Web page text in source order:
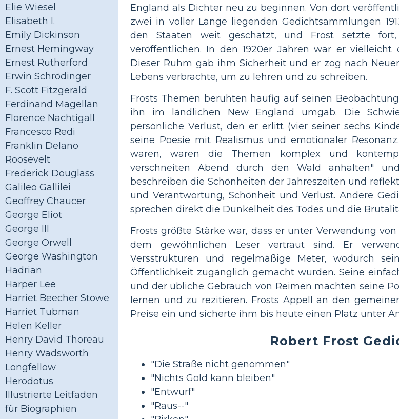
Elie Wiesel
Elisabeth I.
Emily Dickinson
Ernest Hemingway
Ernest Rutherford
Erwin Schrödinger
F. Scott Fitzgerald
Ferdinand Magellan
Florence Nachtigall
Francesco Redi
Franklin Delano
Roosevelt
Frederick Douglass
Galileo Gallilei
Geoffrey Chaucer
George Eliot
George III
George Orwell
George Washington
Hadrian
Harper Lee
Harriet Beecher Stowe
Harriet Tubman
Helen Keller
Henry David Thoreau
Henry Wadsworth
Longfellow
Herodotus
Illustrierte Leitfaden
für Biographien
England als Dichter neu zu beginnen. Von dort
zwei in voller Länge liegenden Gedichtsammlungen
den Staaten weit geschätzt, und Frost setzte
veröffentlichen. In den 1920er Jahren war er vielleicht
Dieser Ruhm gab ihm Sicherheit und er zog nach
Lebens verbrachte, um zu lehren und zu schreiben.
Frosts Themen beruhten häufig auf seinen
ihn im ländlichen New England umgab. Die
persönliche Verlust, den er erlitt (vier seiner sechs
seine Poesie mit Realismus und emotionaler
waren, waren die Themen komplex und
verschneiten Abend durch den Wald anhalten"
beschreiben die Schönheiten der Jahreszeiten und
und Verantwortung, Schönheit und Verlust. Andere
sprechen direkt die Dunkelheit des Todes und die
Frosts größte Stärke war, dass er unter Verwendung
dem gewöhnlichen Leser vertraut sind. Er
Versstrukturen und regelmäßige Meter, wodurch
Öffentlichkeit zugänglich gemacht wurden. Seine
und der übliche Gebrauch von Reimen machten seine
lernen und zu rezitieren. Frosts Appell an den
Preise ein und sicherte ihm bis heute einen Platz unter
Robert Frost
"Die Straße nicht genommen"
"Nichts Gold kann bleiben"
"Entwurf"
"Raus--"